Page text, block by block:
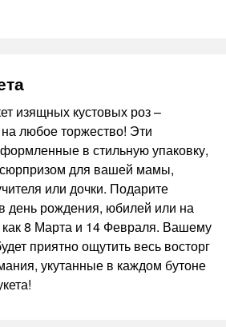
изящных кустовых роз –
любое торжество! Эти
в стильную упаковку,
для вашей мамы,
или дочки. Подарите
день рождения, юбилей или на
8 Марта и 14 Февраля. Вашему
приятно ощутить весь восторг
укутанные в каждом бутоне